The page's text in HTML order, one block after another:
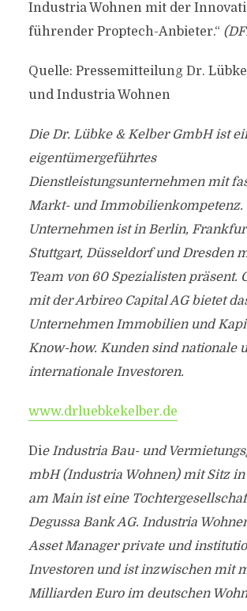
Industria Wohnen mit der
führender Proptech-Anbieter.“
Quelle: Pressemitteilung Dr.
und Industria Wohnen
Die Dr. Lübke & Kelber GmbH ist
eigentümergeführtes
Dienstleistungsunternehmen mit
Markt- und Immobilienkompetenz.
Unternehmen ist in Berlin,
Stuttgart, Düsseldorf und Dresden
Team von 60 Spezialisten präsent.
mit der Arbireo Capital AG bietet
Unternehmen Immobilien und
Know-how. Kunden sind nationale
internationale Investoren.
www.drluebkekelber.de
Die Industria Bau- und
mbH (Industria Wohnen) mit Sitz
am Main ist eine
Degussa Bank AG. Industria
Asset Manager private und
Investoren und ist inzwischen mit
Milliarden Euro im deutschen